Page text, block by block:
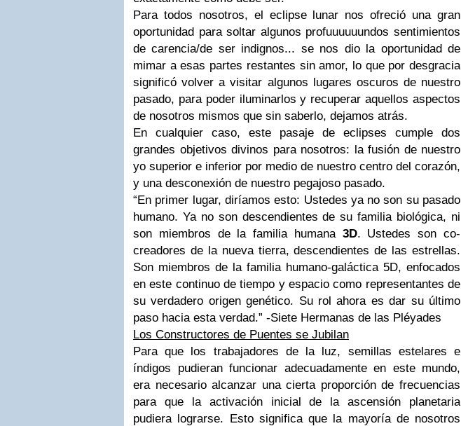
Para todos nosotros, el eclipse lunar nos ofreció una gran
oportunidad para soltar algunos profuuuuuundos sentimientos
de carencia/de ser indignos... se nos dio la oportunidad de
mimar a esas partes restantes sin amor, lo que por desgracia
significó volver a visitar algunos lugares oscuros de nuestro
pasado, para poder iluminarlos y recuperar aquellos aspectos
de nosotros mismos que sin saberlo, dejamos atrás.
En cualquier caso, este pasaje de eclipses cumple dos
grandes objetivos divinos para nosotros: la fusión de nuestro
yo superior e inferior por medio de nuestro centro del corazón,
y una desconexión de nuestro pegajoso pasado.
“En primer lugar, diríamos esto: Ustedes ya no son su pasado
humano. Ya no son descendientes de su familia biológica, ni
son miembros de la familia humana 3D. Ustedes son co-
creadores de la nueva tierra, descendientes de las estrellas.
Son miembros de la familia humano-galáctica 5D, enfocados
en este continuo de tiempo y espacio como representantes de
su verdadero origen genético. Su rol ahora es dar su último
paso hacia esta verdad.” -Siete Hermanas de las Pléyades
Los Constructores de Puentes se Jubilan
Para que los trabajadores de la luz, semillas estelares e
índigos pudieran funcionar adecuadamente en este mundo,
era necesario alcanzar una cierta proporción de frecuencias
para que la activación inicial de la ascensión planetaria
pudiera lograrse. Esto significa que la mayoría de nosotros